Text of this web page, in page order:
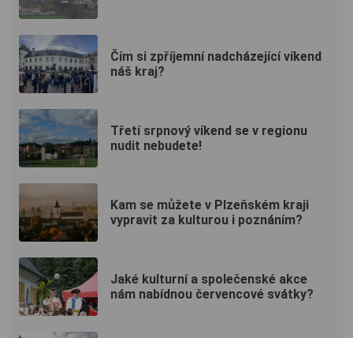
Čím si zpříjemní nadcházející víkend
náš kraj?
Třetí srpnový víkend se v regionu
nudit nebudete!
Kam se můžete v Plzeňském kraji
vypravit za kulturou i poznáním?
Jaké kulturní a společenské akce
nám nabídnou červencové svátky?